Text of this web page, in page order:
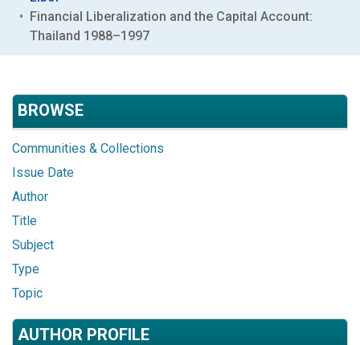
Financial Liberalization and the Capital Account:
Thailand 1988–1997
BROWSE
Communities & Collections
Issue Date
Author
Title
Subject
Type
Topic
AUTHOR PROFILE